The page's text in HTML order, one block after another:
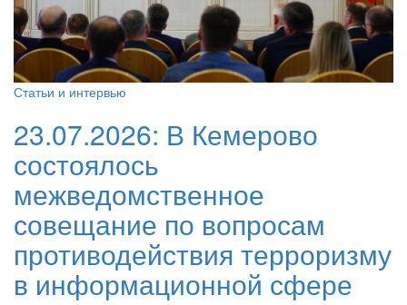
Статьи и интервью
23.07.2026: В Кемерово
состоялось
межведомственное
совещание по вопросам
противодействия терроризму
в информационной сфере